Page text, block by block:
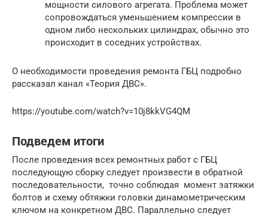
мощности силового агрегата. Проблема может
сопровождаться уменьшением компрессии в
одном либо нескольких цилиндрах, обычно это
происходит в соседних устройствах.
О необходимости проведения ремонта ГБЦ подробно
рассказал канал «Теория ДВС».
https://youtube.com/watch?v=10j8kkVG4QM
Подведем итоги
После проведения всех ремонтных работ с ГБЦ
последующую сборку следует произвести в обратной
последовательности, точно соблюдая момент затяжки
болтов и схему обтяжки головки динамометрическим
ключом на конкретном ДВС. Параллельно следует